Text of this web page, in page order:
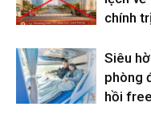
chính
Siêu
phòng
hồi